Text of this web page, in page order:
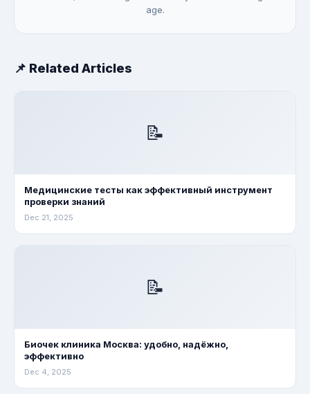
age.
📌 Related Articles
📝
Медицинские тесты как эффективный инструмент
проверки знаний
Dec 21, 2025
📝
Биочек клиника Москва: удобно, надёжно,
эффективно
Dec 4, 2025